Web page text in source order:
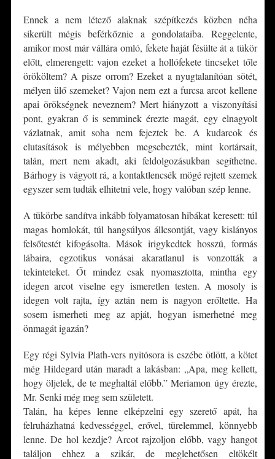
Ennek a nem létező alaknak szépítkezés közben néha
sikerült mégis beférkőznie a gondolataiba. Reggelente,
amikor most már vállára omló, fekete haját fésülte át a tükör
előtt, elmerengett: vajon ezeket a hollófekete tincseket tőle
örököltem? A pisze orrom? Ezeket a nyugtalanítóan sötét,
mélyen ülő szemeket? Vajon nem ezt a furcsa arcot kellene
apai örökségnek neveznem? Mert hiányzott a viszonyítási
pont, gyakran ő is semminek érezte magát, egy elnagyolt
vázlatnak, amit soha nem fejeztek be. A kudarcok és
elutasítások is mélyebben megsebezték, mint kortársait,
talán, mert nem akadt, aki feldolgozásukban segíthetne.
Bárhogy is vágyott rá, a kontaktlencsék mögé rejtett szemek
egyszer sem tudták elhitetni vele, hogy valóban szép lenne.
A tükörbe sandítva inkább folyamatosan hibákat keresett: túl
magas homlokát, túl hangsúlyos állcsontját, vagy kislányos
felsőtestét kifogásolta. Mások irigykedtek hosszú, formás
lábaira, egzotikus vonásai akaratlanul is vonzották a
tekinteteket. Őt mindez csak nyomasztotta, mintha egy
idegen arcot viselne egy ismeretlen testen. A mosoly is
idegen volt rajta, így aztán nem is nagyon erőltette. Ha
sosem ismerheti meg az apját, hogyan ismerhetné meg
önmagát igazán?
Egy régi Sylvia Plath-vers nyitósora is eszébe ötlött, a kötet
még Hildegard után maradt a lakásban: „Apa, meg kellett,
hogy öljelek, de te meghaltál előbb.” Meriamon úgy érezte,
Mr. Senki még meg sem született.
Talán, ha képes lenne elképzelni egy szerető apát, ha
felruházhatná kedvességgel, erővel, türelemmel, könnyebb
lenne. De hol kezdje? Arcot rajzoljon előbb, vagy hangot
találjon ehhez a szikár, de meglehetősen eltökélt